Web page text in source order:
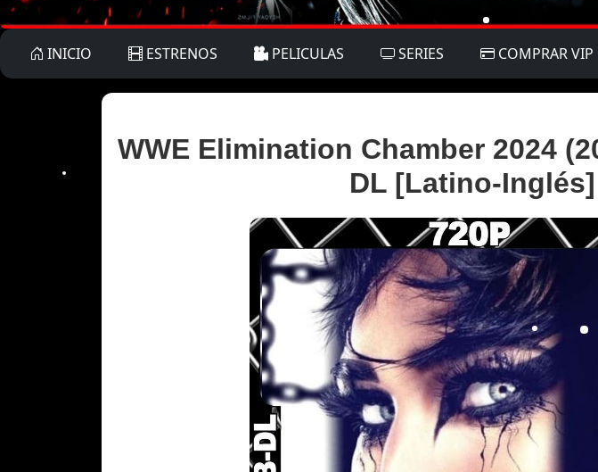
INICIO ESTRENOS PELICULAS SERIES COMPRAR VIP
WWE Elimination Chamber 2024
DL [Latino-Inglés]